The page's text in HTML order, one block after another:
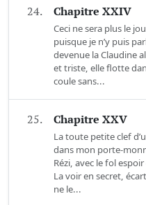
24. Chapitre XXIV
Ceci ne sera plus le
puisque je n’y puis
devenue la Claudine
et triste, elle flotte
coule sans...
25. Chapitre XXV
La toute petite clef
dans mon porte-
Rézi, avec le fol
La voir en secret,
ne le...